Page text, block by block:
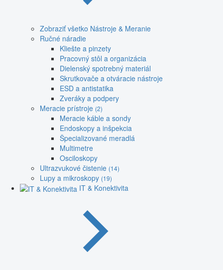
Zobraziť všetko Nástroje & Meranie
Ručné náradie
Kliešte a pinzety
Pracovný stôl a organizácia
Dielenský spotrebný materiál
Skrutkovače a otváracie nástroje
ESD a antistatika
Zveráky a podpery
Meracie prístroje (2)
Meracie káble a sondy
Endoskopy a inšpekcia
Špecializované meradlá
Multimetre
Osciloskopy
Ultrazvukové čistenie (14)
Lupy a mikroskopy (19)
IT & Konektivita